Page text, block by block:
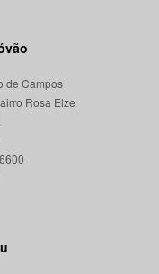
de Campos
Rosa Elze